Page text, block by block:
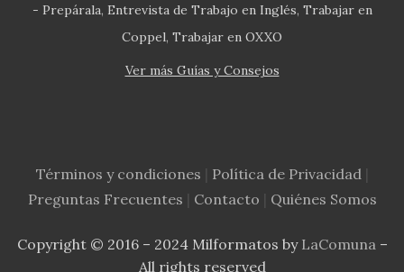
- Prepárala Entrevista de Trabajo en Inglés Trabajar en
Coppel Trabajar en OXXO
Ver más Guías y Consejos
Términos y condiciones Política de Privacidad|
Preguntas Frecuentes
Contacto Quiénes Somos
Copyright © 2016 – 2024 Milformatos by LaComuna–
All rights reserved